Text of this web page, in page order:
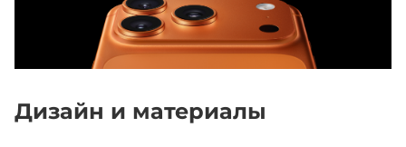
Дизайн и материалы